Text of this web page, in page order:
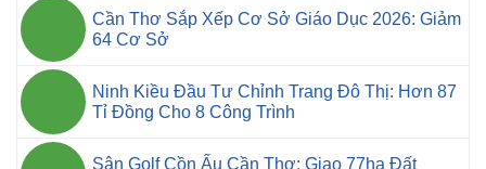
Cần Thơ Sắp Xếp Cơ Sở Giáo Dục 2026: Giảm
64 Cơ Sở
Ninh Kiều Đầu Tư Chỉnh Trang Đô Thị: Hơn 87
Tỉ Đồng Cho 8 Công Trình
Sân Golf Cồn Ấu Cần Thơ: Giao 77ha Đất